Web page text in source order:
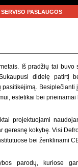
SERVISO PASLAUGOS
. Iš pradžių tai buvo
didelę patirtį
pasitikėjimą. Besiplečianti
estetikai bei prieinamai
projektuojami
geresnę kokybę. Visi
bei ženklinami
parodų, kuriose